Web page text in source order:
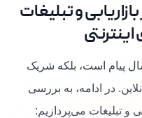
و تبلیغات
پیام است، بلکه شریک
در ادامه، به بررسی
و تبلیغات می‌پردازیم: